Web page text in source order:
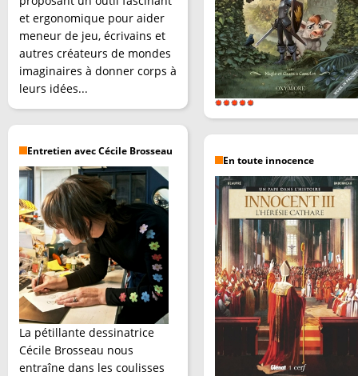
et ergonomique pour aider
meneur de jeu, écrivains et
autres créateurs de mondes
imaginaires à donner corps à
leurs idées...
Entretien avec Cécile Brosseau
La pétillante dessinatrice
Cécile Brosseau nous
entraîne dans les coulisses
En toute innocence